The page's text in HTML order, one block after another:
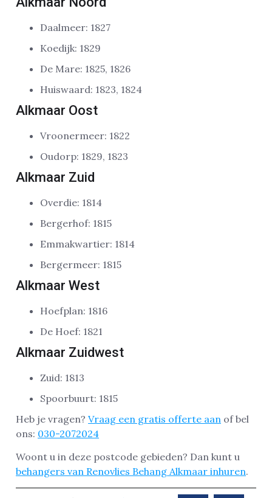
Daalmeer: 1827
Koedijk: 1829
De Mare: 1825, 1826
Huiswaard: 1823, 1824
Alkmaar Oost
Vroonermeer: 1822
Oudorp: 1829, 1823
Alkmaar Zuid
Overdie: 1814
Bergerhof: 1815
Emmakwartier: 1814
Bergermeer: 1815
Alkmaar West
Hoefplan: 1816
De Hoef: 1821
Alkmaar Zuidwest
Zuid: 1813
Spoorbuurt: 1815
Heb je vragen? Vraag een gratis offerte aan of bel
ons: 030-2072024
Woont u in deze postcode gebieden? Dan kunt u
behangers van Renovlies Behang Alkmaar inhuren.